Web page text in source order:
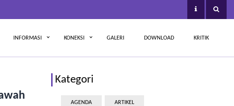
INFORMASI KONEKSI GALERI DOWNLOAD KRITIK
Kategori
AGENDA ARTIKEL